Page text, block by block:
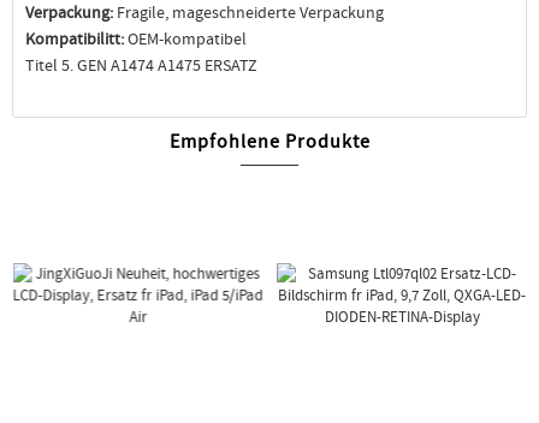
Verpackung: Fragile, mageschneiderte Verpackung
Kompatibilitt:OEM-kompatibel
Titel 5. GEN A1474 A1475 ERSATZ
Empfohlene Produkte